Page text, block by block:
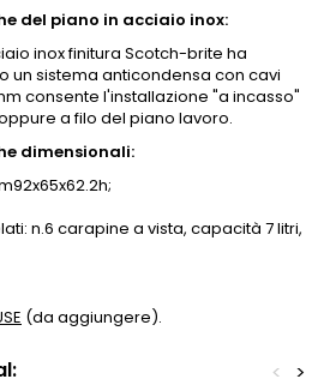
del piano in acciaio inox:
inox finitura Scotch-brite ha
un sistema anticondensa con cavi
consente l'installazione "a incasso"
a filo del piano lavoro.
dimensionali:
n.6 carapine a vista, capacità 7 litri,
(da aggiungere).
>
<